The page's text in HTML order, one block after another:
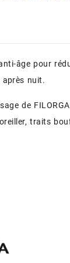
âge pour
nuit.
de
traits